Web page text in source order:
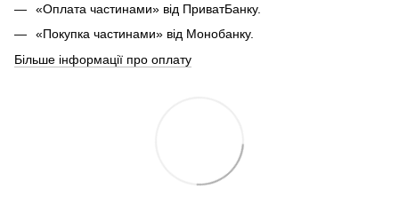
«Оплата частинами» від ПриватБанку.
«Покупка частинами» від Монобанку.
Більше інформації про оплату